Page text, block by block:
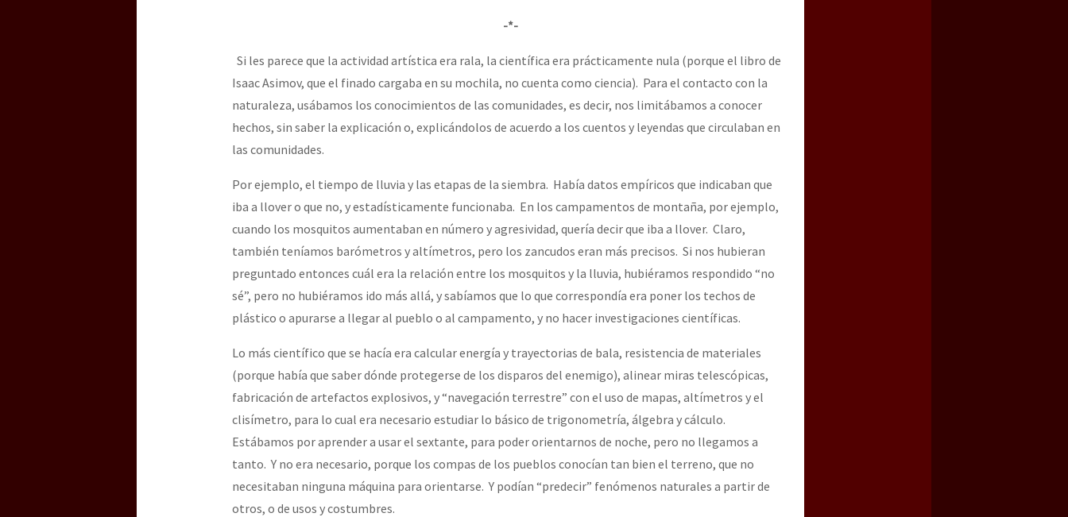
-*-
Si les parece que la actividad artística era rala, la científica era prácticamente nula (porque el libro de
Isaac Asimov, que el finado cargaba en su mochila, no cuenta como ciencia). Para el contacto con la
naturaleza, usábamos los conocimientos de las comunidades, es decir, nos limitábamos a conocer
hechos, sin saber la explicación o, explicándolos de acuerdo a los cuentos y leyendas que circulaban en
las comunidades.
Por ejemplo, el tiempo de lluvia y las etapas de la siembra. Había datos empíricos que indicaban que
iba a llover o que no, y estadísticamente funcionaba. En los campamentos de montaña, por ejemplo,
cuando los mosquitos aumentaban en número y agresividad, quería decir que iba a llover. Claro,
también teníamos barómetros y altímetros, pero los zancudos eran más precisos. Si nos hubieran
preguntado entonces cuál era la relación entre los mosquitos y la lluvia, hubiéramos respondido “no
sé”, pero no hubiéramos ido más allá, y sabíamos que lo que correspondía era poner los techos de
plástico o apurarse a llegar al pueblo o al campamento, y no hacer investigaciones científicas.
Lo más científico que se hacía era calcular energía y trayectorias de bala, resistencia de materiales
(porque había que saber dónde protegerse de los disparos del enemigo), alinear miras telescópicas,
fabricación de artefactos explosivos, y “navegación terrestre” con el uso de mapas, altímetros y el
clisímetro, para lo cual era necesario estudiar lo básico de trigonometría, álgebra y cálculo.
Estábamos por aprender a usar el sextante, para poder orientarnos de noche, pero no llegamos a
tanto. Y no era necesario, porque los compas de los pueblos conocían tan bien el terreno, que no
necesitaban ninguna máquina para orientarse. Y podían “predecir” fenómenos naturales a partir de
otros, o de usos y costumbres.